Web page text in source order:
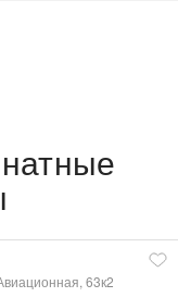
63к2